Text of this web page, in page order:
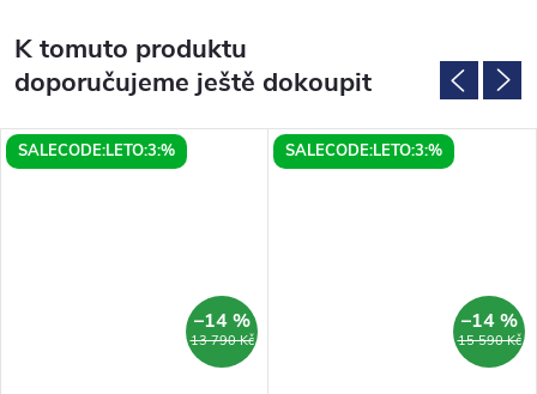
K tomuto produktu
doporučujeme ještě dokoupit
SALECODE:LETO:3:%
13 790 Kč
–14 %
SALECODE:LETO:3:%
15 590 Kč
–14 %